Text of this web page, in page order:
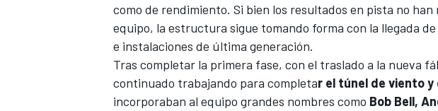
como de rendimiento. Si bien los resultados en pista no han
equipo, la estructura sigue tomando forma con la llegada
e instalaciones de última generación.
Tras completar la primera fase, con el traslado a la nueva
continuado trabajando para completar el túnel de viento y
incorporaban al equipo grandes nombres como Bob Bell,